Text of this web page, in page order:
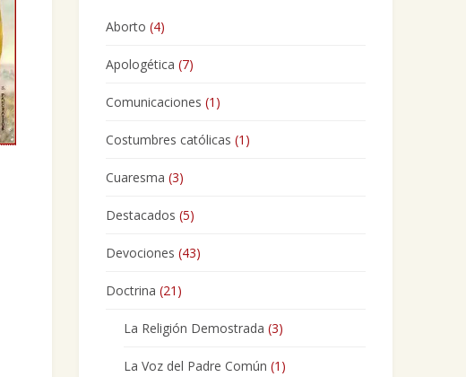
Aborto (4)
Apologética (7)
Comunicaciones (1)
Costumbres católicas (1)
Cuaresma (3)
Destacados (5)
Devociones (43)
Doctrina (21)
La Religión Demostrada (3)
La Voz del Padre Común (1)